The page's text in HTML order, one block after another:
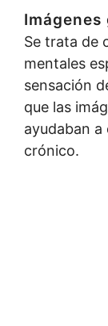
Imágenes
Se trata de
mentales
sensación
que las
ayudaban
crónico.